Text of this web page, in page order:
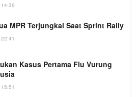
MPR Terjungkal Saat Sprint Rally
Kasus Pertama Flu Vurung